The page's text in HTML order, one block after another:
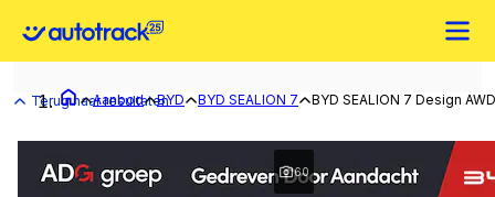
Terug naar resultaten
Aanbod BYD BYD SEALION 7 BYD SEALION 7 Design
60